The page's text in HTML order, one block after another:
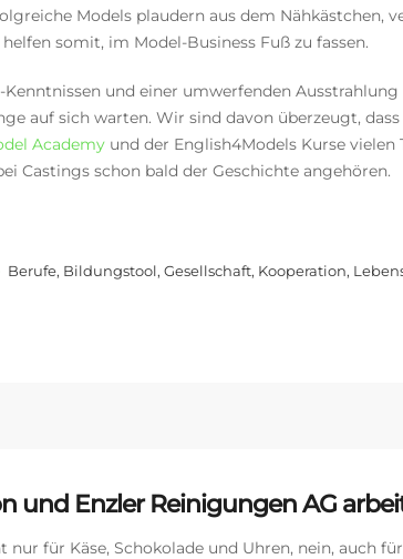
Models plaudern aus dem Nähkästchen,
somit, im Model-Business Fuß zu fassen.
und einer umwerfenden
auf sich warten. Wir sind davon überzeugt,
Academy und der English4Models Kurse vielen
Castings schon bald der Geschichte angehören.
Berufe, Bildungstool, Gesellschaft, Kooperation,
und Enzler Reinigungen AG
nur für Käse, Schokolade und Uhren, nein, auch